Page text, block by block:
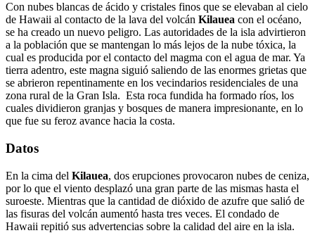
Con nubes blancas de ácido y cristales finos que se elevaban al cielo
de Hawaii al contacto de la lava del volcán Kilauea con el océano,
se ha creado un nuevo peligro. Las autoridades de la isla advirtieron
a la población que se mantengan lo más lejos de la nube tóxica, la
cual es producida por el contacto del magma con el agua de mar. Ya
tierra adentro, este magna siguió saliendo de las enormes grietas que
se abrieron repentinamente en los vecindarios residenciales de una
zona rural de la Gran Isla. Esta roca fundida ha formado ríos, los
cuales dividieron granjas y bosques de manera impresionante, en lo
que fue su feroz avance hacia la costa.
Datos
En la cima del Kilauea, dos erupciones provocaron nubes de ceniza,
por lo que el viento desplazó una gran parte de las mismas hasta el
suroeste. Mientras que la cantidad de dióxido de azufre que salió de
las fisuras del volcán aumentó hasta tres veces. El condado de
Hawaii repitió sus advertencias sobre la calidad del aire en la isla.